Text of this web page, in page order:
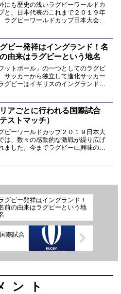
にも歴史の浅いラグビーワールドカ
と、日本代表のこれまで２０１９年
ラグビーワールドカップ日本大会
海外の代表の中でも、沢山のスター
が脚光を浴び、スーパー...
ビー発祥はイングランド！名
由来はラグビーという地名
フットボール」の一つとしてのラグビ
サッカーから独立して進化サッカー
グビーはイギリスのイングランド発
からビールを飲みながらテレビ観戦
て、大声を出して応援...
アごとに行われる国際試合
テストマッチ）
ビーワールドカップ２０１９日本大
は、数々の感動的な激戦が繰り広げ
ました。今までラグビーに興味のな
グビー発祥はイングランド！
前の由来はラグビーという地
際試合
ント